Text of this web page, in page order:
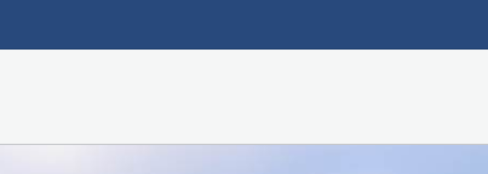
Hauptnavigation